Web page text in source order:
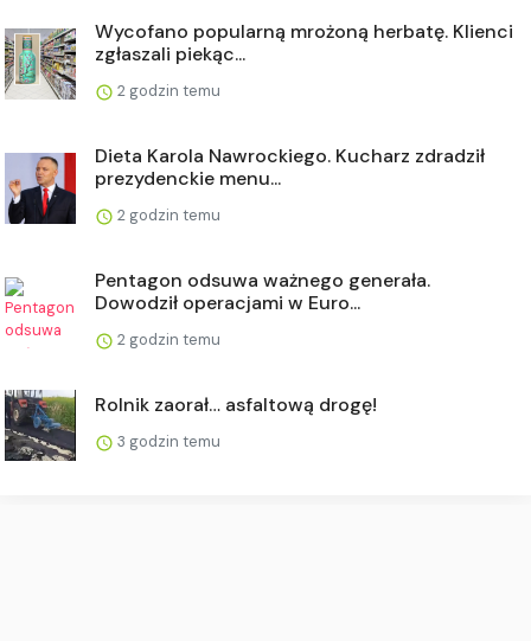
Wycofano popularną mrożoną herbatę. Klienci
zgłaszali piekąc...
2 godzin temu
Dieta Karola Nawrockiego. Kucharz zdradził
prezydenckie menu...
2 godzin temu
Pentagon odsuwa ważnego generała.
Dowodził operacjami w Euro...
2 godzin temu
Rolnik zaorał… asfaltową drogę!
3 godzin temu